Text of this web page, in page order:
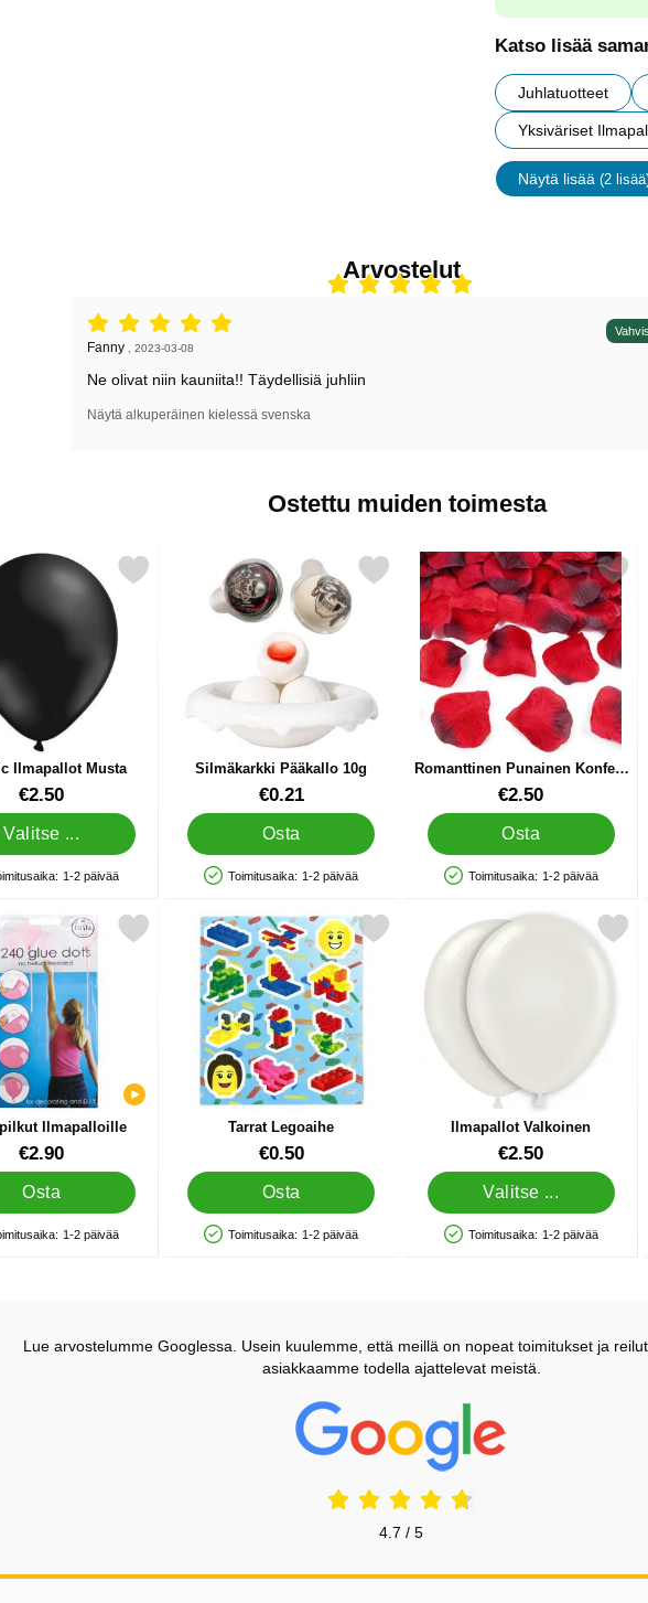
Katso lisää
Juhlatuotteet
Yksiväriset
Näytä lisää (2
Arvostelut
Arvostelu: 5 tähdet / 5,
Arvostelun kirjoittaja:
Fanny , 2023-03-08
Ne olivat niin kauniita!! Täydellisiä juhliin
Näytä alkuperäinen kielessä svenska
Ostettu muiden toimesta
Ilmapallot Musta
€2.50
Valitse ...
Varastossa
1-2 päivää
metallic Ilmapallot Musta suosikiksi
Silmäkarkki Pääkallo 10g
Tuote.nro 89914€0.21
Osta
Saatavuus: Varastossa
Toimitusaika: 1-2 päivää
Merkitse silmäkarkki Pääkallo 10g suosikiksi
Romanttinen Punainen Konfetti
Ruusun Terälehti
Tuote.nro 12387€2.50
Osta
Saatavuus: Varastossa
Toimitusaika: 1-2 päivää
Merkitse romanttinen Punainen
Ilmapalloille
€2.90
Osta
Varastossa
1-2 päivää
teippipilkut Ilmapalloille suosikiksi
Tarrat Legoaihe
Tuote.nro 32750€0.50
Osta
Saatavuus: Varastossa
Toimitusaika: 1-2 päivää
Merkitse tarrat Legoaihe suosikiksi
Ilmapallot Valkoinen
Tuote.nro 5006€2.50
Valitse ...
Saatavuus: Varastossa
Toimitusaika: 1-2 päivää
Merkitse ilmapallot
Lue arvostelumme Googlessa. Usein kuulemme, että meillä on nopeat toimitukset ja
asiakkaamme todella ajattelevat meistä.
Prisjakt Arvostelu: 4.7 Tähdet
4.7 / 5